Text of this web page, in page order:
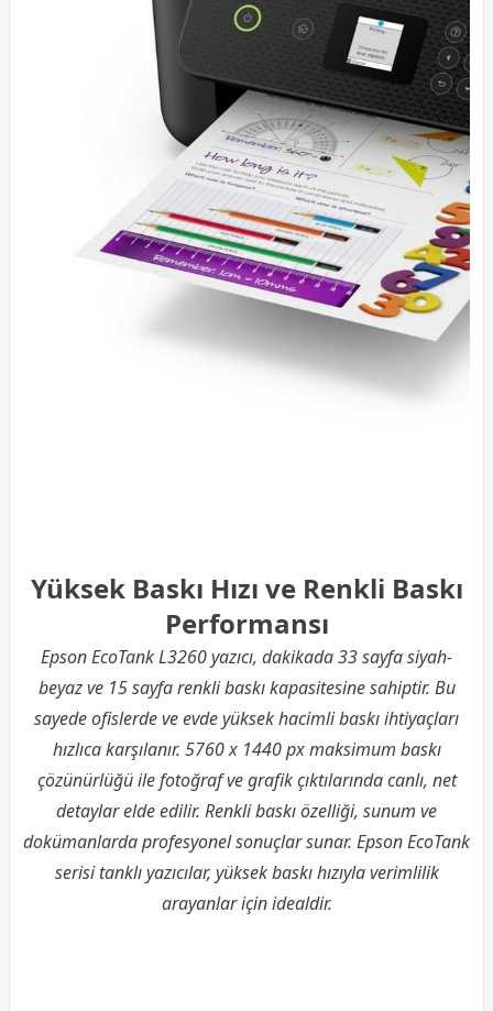
Yüksek Baskı Hızı ve Renkli Baskı
Performansı
Epson EcoTank L3260 yazıcı, dakikada 33 sayfa siyah-
beyaz ve 15 sayfa renkli baskı kapasitesine sahiptir. Bu
sayede ofislerde ve evde yüksek hacimli baskı ihtiyaçları
hızlıca karşılanır. 5760 x 1440 px maksimum baskı
çözünürlüğü ile fotoğraf ve grafik çıktılarında canlı, net
detaylar elde edilir. Renkli baskı özelliği, sunum ve
dokümanlarda profesyonel sonuçlar sunar. Epson EcoTank
serisi tanklı yazıcılar, yüksek baskı hızıyla verimlilik
arayanlar için idealdir.